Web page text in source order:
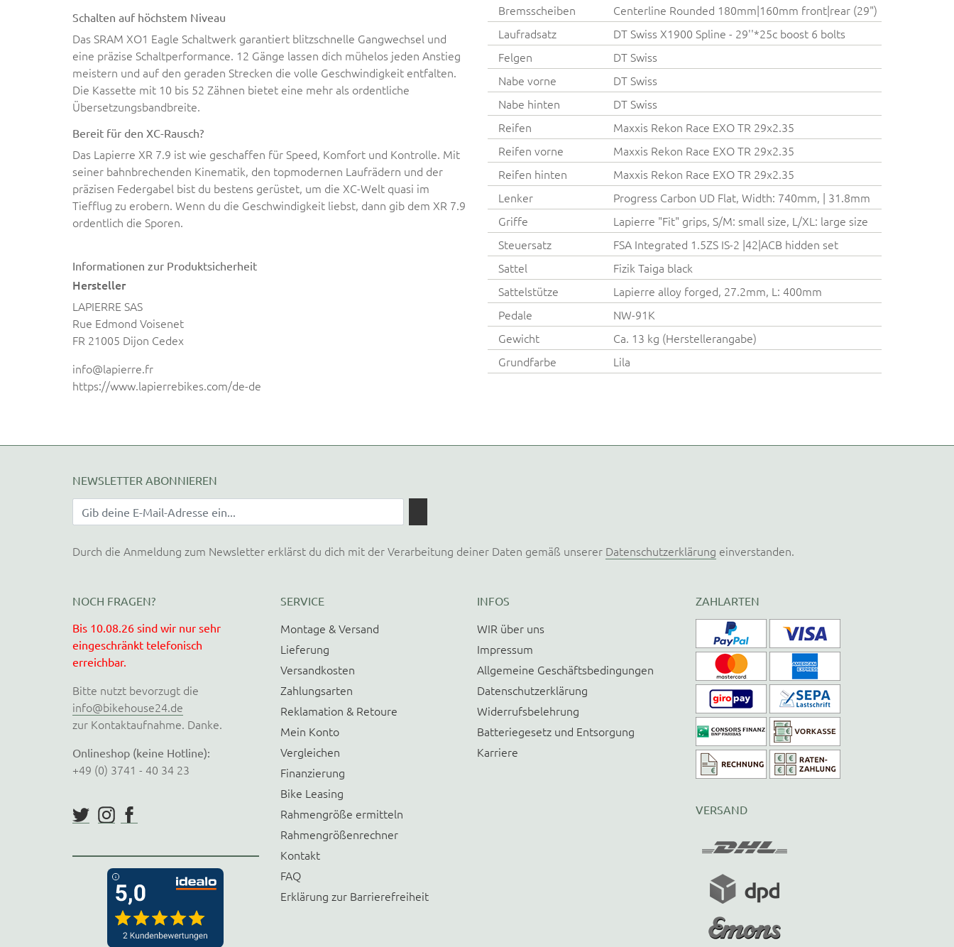
Schalten auf höchstem Niveau
Das SRAM XO1 Eagle Schaltwerk garantiert blitzschnelle Gangwechsel und
eine präzise Schaltperformance. 12 Gänge lassen dich mühelos jeden Anstieg
meistern und auf den geraden Strecken die volle Geschwindigkeit entfalten.
Die Kassette mit 10 bis 52 Zähnen bietet eine mehr als ordentliche
Übersetzungsbandbreite.
Bereit für den XC-Rausch?
Das Lapierre XR 7.9 ist wie geschaffen für Speed, Komfort und Kontrolle. Mit
seiner bahnbrechenden Kinematik, den topmodernen Laufrädern und der
präzisen Federgabel bist du bestens gerüstet, um die XC-Welt quasi im
Tiefflug zu erobern. Wenn du die Geschwindigkeit liebst, dann gib dem XR 7.9
ordentlich die Sporen.
Informationen zur Produktsicherheit
Hersteller
LAPIERRE SAS
Rue Edmond Voisenet
FR 21005 Dijon Cedex
info@lapierre.fr
https://www.lapierrebikes.com/de-de
Bremsscheiben
Centerline Rounded 180mm|160mm front|rear (29")
Laufradsatz
DT Swiss X1900 Spline - 29''*25c boost 6 bolts
Felgen
DT Swiss
Nabe vorne
DT Swiss
Nabe hinten
DT Swiss
Reifen
Maxxis Rekon Race EXO TR 29x2.35
Reifen vorne
Maxxis Rekon Race EXO TR 29x2.35
Reifen hinten
Maxxis Rekon Race EXO TR 29x2.35
Lenker
Progress Carbon UD Flat, Width: 740mm, | 31.8mm
Griffe
Lapierre "Fit" grips, S/M: small size, L/XL: large size
Steuersatz
FSA Integrated 1.5ZS IS-2 |42|ACB hidden set
Sattel
Fizik Taiga black
Sattelstütze
Lapierre alloy forged, 27.2mm, L: 400mm
Pedale
NW-91K
Gewicht
Ca. 13 kg (Herstellerangabe)
Grundfarbe
Lila
NEWSLETTER ABONNIEREN
Durch die Anmeldung zum Newsletter erklärst du dich mit der Verarbeitung deiner Daten gemäß unserer Datenschutzerklärung einverstanden.
NOCH FRAGEN?
Bis 10.08.26 sind wir nur sehr
eingeschränkt telefonisch
erreichbar.
Bitte nutzt bevorzugt die
info@bikehouse24.de
zur Kontaktaufnahme. Danke.
Onlineshop (keine Hotline):
+49 (0) 3741 - 40 34 23
SERVICE
Montage & Versand
Lieferung
Versandkosten
Zahlungsarten
Reklamation & Retoure
Mein Konto
Vergleichen
Finanzierung
Bike Leasing
Rahmengröße ermitteln
Rahmengrößenrechner
Kontakt
FAQ
Erklärung zur Barrierefreiheit
INFOS
WIR über uns
Impressum
Allgemeine Geschäftsbedingungen
Datenschutzerklärung
Widerrufsbelehrung
Batteriegesetz und Entsorgung
Karriere
ZAHLARTEN
VERSAND